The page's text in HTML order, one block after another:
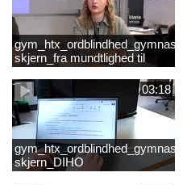
gym_htx_ordblindhed_gymnasiet
skjern_fra mundtlighed til
skriftlighed
03:18
gym_htx_ordblindhed_gymnasiet
skjern_DIHO